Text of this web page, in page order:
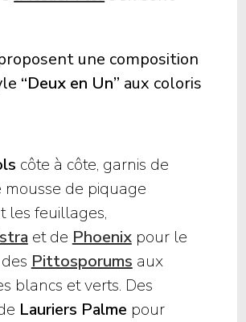
une composition
“Deux en Un” aux coloris
côte à côte, garnis de
mousse de piquage
les feuillages,
et de Phoenixpour le
Pittosporums aux
blancs et verts. Des
Lauriers Palme pour